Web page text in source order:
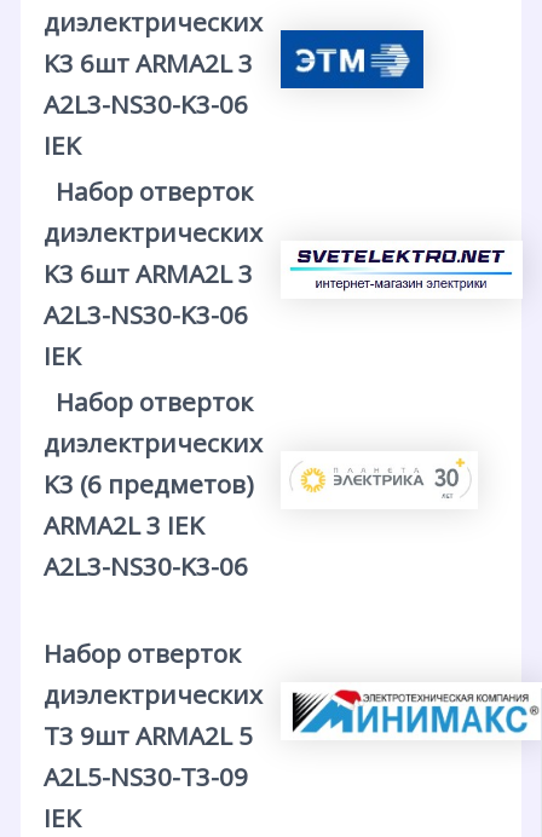
диэлектрических
K3 6шт ARMA2L 3
A2L3-NS30-K3-06
IEK
Набор отверток
диэлектрических
K3 6шт ARMA2L 3
A2L3-NS30-K3-06
IEK
Набор отверток
диэлектрических
K3 (6 предметов)
ARMA2L 3 IEK
A2L3-NS30-K3-06
Набор отверток
диэлектрических
Т3 9шт ARMA2L 5
A2L5-NS30-T3-09
IEK